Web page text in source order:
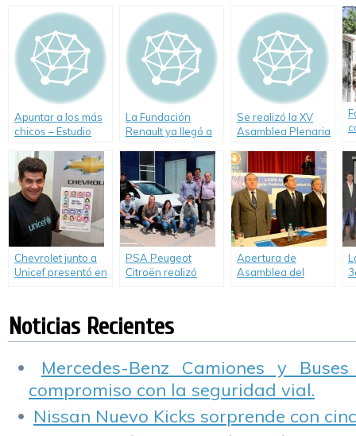
Asegurador a
marzo de 2010
Conclusiones
Apuntar a los más
chicos – Estudio
CESVI ARGENTINA
La Fundación
Renault ya llegó a
su mensaje de
concientización en
materia de
Seguridad Vial
Se realizó la XV
Asamblea Plenaria
Consultivo de
Seguridad Vial
Chevrolet junto a
Unicef presentó en
Weich
PSA Peugeot
Citroën realizó
entidades técnicas
del país
Apertura de
Asamblea del
Noticias Recientes
Mercedes-Benz Camiones y
compromiso con la seguridad vial.
Nissan Nuevo Kicks sorprende con